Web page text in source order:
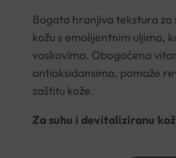
Bogata hranjiva tekstura za
kožu s emolijentnim uljima,
voskovima. Obogaćena
antioksidansima, pomaže
zaštitu kože.
Za suhu i devitaliziranu